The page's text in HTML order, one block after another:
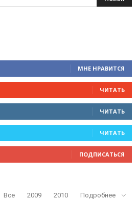
МНЕ НРАВИТСЯ
ЧИТАТЬ
ЧИТАТЬ
ЧИТАТЬ
ПОДПИСАТЬСЯ
Все 2009 2010 Подробнее